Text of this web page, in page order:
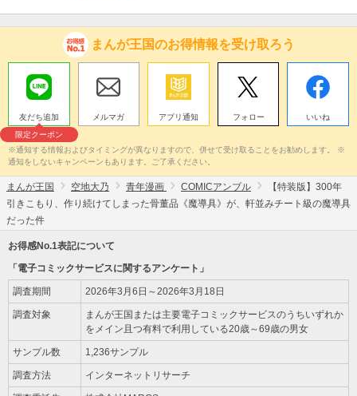
まんが王国のお得情報を受け取ろう
友だち追加
限定クーポン
メルマガ アプリ通知 フォロー いいね
※通知する情報およびタイミングが異なりますので、併せて受け取ることをお勧めします。 ※
通知をしないキャンペーンもあります。ご了承ください。
まんが王国 空地大乃 青年漫画 COMICアンブル
【特装版】300年
引きこもり、作り続けてしまった骨董品《魔導具》が、軒並みチート級の魔導具
だった件
お得感No.1表記について
「電子コミックサービスに関するアンケート」
調査期間 2026年3月6日～2026年3月18日
調査対象
まんが王国または主要電子コミックサービスのうちいずれか
をメイン且つ有料で利用している20歳～69歳の男女
サンプル数 1,236サンプル
調査方法 インターネットリサーチ